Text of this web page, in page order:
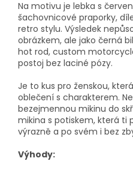
Na motivu je lebka s
šachovnicové praporky,
retro stylu. Výsledek
obrázkem, ale jako černá
hot rod, custom
postoj bez laciné pózy.
Je to kus pro ženskou,
oblečení s charakterem.
bezejmennou mikinu do
mikina s potiskem, která ti
výrazně a po svém i bez
Výhody: